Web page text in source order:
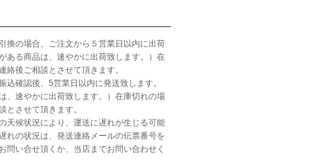
換の場合、ご注文から５営業日以内に出荷
ある商品は、速やかに出荷致します。）在
絡後ご相談とさせて頂きます。
込確認後、5営業日以内に発送致します。
、速やかに出荷致します。）在庫切れの場
とさせて頂きます。
天候状況により、運送に遅れが生じる可能
れの状況は、発送連絡メールの伝票番号を
問い合せ頂くか、当店までお問い合わせく